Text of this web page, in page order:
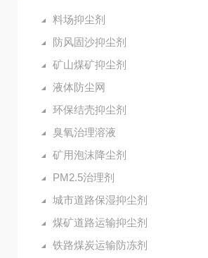
料场抑尘剂
防风固沙抑尘剂
矿山煤矿抑尘剂
液体防尘网
环保结壳抑尘剂
臭氧治理溶液
矿用泡沫降尘剂
PM2.5治理剂
城市道路保湿抑尘剂
煤矿道路运输抑尘剂
铁路煤炭运输防冻剂